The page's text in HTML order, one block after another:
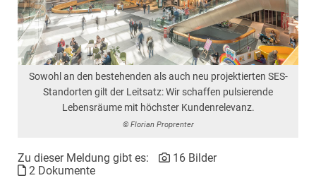
Sowohl an den bestehenden als auch neu projektierten SES-
Standorten gilt der Leitsatz: Wir schaffen pulsierende
Lebensräume mit höchster Kundenrelevanz.
© Florian Proprenter
Zu dieser Meldung gibt es:
16 Bilder
2 Dokumente